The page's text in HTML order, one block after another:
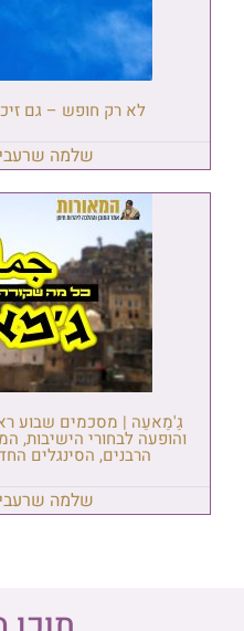
לא רק חופש – גם
שלמה
גַ'מַאעַה | מסכמים שבוע
והופעה לבחורי הישיבות,
הרבנים, הסינגלים
שלמה